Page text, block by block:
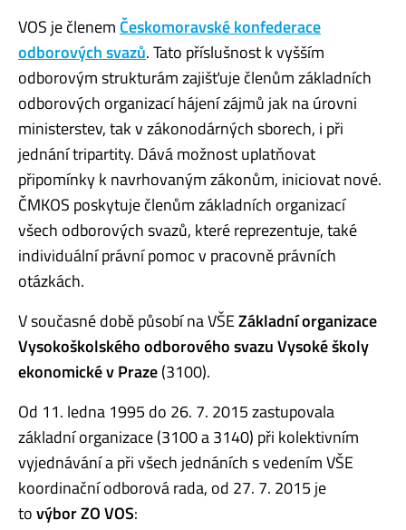
VOS je členem Českomoravské konfederace
odborových svazů. Tato příslušnost k vyšším
odborovým strukturám zajišťuje členům základních
odborových organizací hájení zájmů jak na úrovni
ministerstev, tak v zákonodárných sborech, i při
jednání tripartity. Dává možnost uplatňovat
připomínky k navrhovaným zákonům, iniciovat nové.
ČMKOS poskytuje členům základních organizací
všech odborových svazů, které reprezentuje, také
individuální právní pomoc v pracovně právních
otázkách.
V současné době působí na VŠEZákladní organizace
Vysokoškolského odborového svazu Vysoké školy
ekonomické v Praze(3100).
Od 11. ledna 1995 do 26. 7. 2015 zastupovala
základní organizace (3100 a 3140) při kolektivním
vyjednávání a při všech jednáních s vedením VŠE
koordinační odborová rada, od 27. 7. 2015 je
tovýbor ZO VOS: